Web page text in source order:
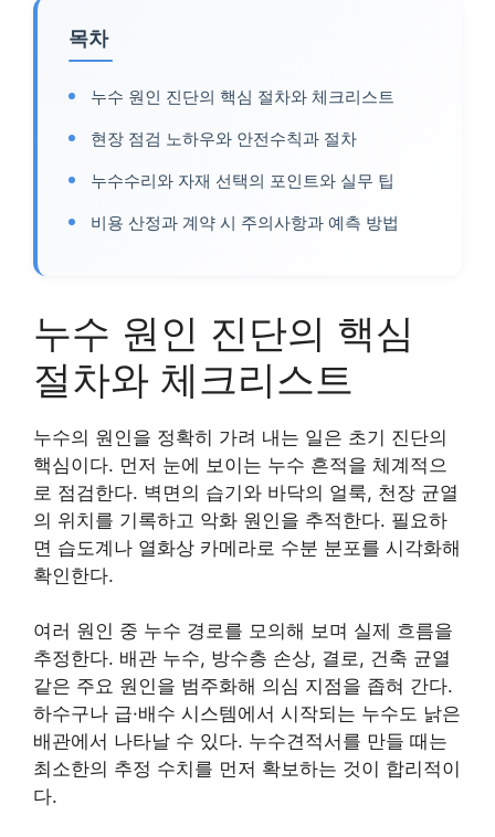
목차
누수 원인 진단의 핵심 절차와 체크리스트
현장 점검 노하우와 안전수칙과 절차
누수수리와 자재 선택의 포인트와 실무 팁
비용 산정과 계약 시 주의사항과 예측 방법
누수 원인 진단의 핵심
절차와 체크리스트
누수의 원인을 정확히 가려 내는 일은 초기 진단의
핵심이다. 먼저 눈에 보이는 누수 흔적을 체계적으
로 점검한다. 벽면의 습기와 바닥의 얼룩, 천장 균열
의 위치를 기록하고 악화 원인을 추적한다. 필요하
면 습도계나 열화상 카메라로 수분 분포를 시각화해
확인한다.
여러 원인 중 누수 경로를 모의해 보며 실제 흐름을
추정한다. 배관 누수, 방수층 손상, 결로, 건축 균열
같은 주요 원인을 범주화해 의심 지점을 좁혀 간다.
하수구나 급·배수 시스템에서 시작되는 누수도 낡은
배관에서 나타날 수 있다. 누수견적서를 만들 때는
최소한의 추정 수치를 먼저 확보하는 것이 합리적이
다.